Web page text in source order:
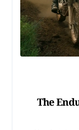
The